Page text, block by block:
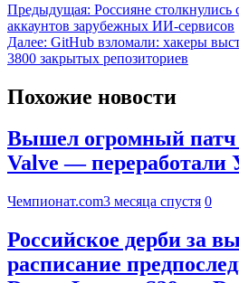
Предыдущая: Россияне столкнулись
аккаунтов зарубежных ИИ-сервисов
Далее: GitHub взломали: хакеры
3800 закрытых репозиториев
Похожие новости
Вышел огромный патч
Valve — переработали
Чемпионат.com3 месяца спустя 0
Российское дерби за
расписание